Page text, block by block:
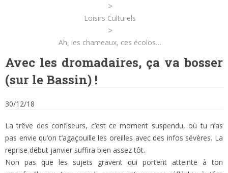
>
Loisirs Culturels
>
Ah, les chameaux, ces écolos…
Avec les dromadaires, ça va bosser
(sur le Bassin) !
30/12/18
La trêve des confiseurs, c’est ce moment suspendu, où tu n’as
pas envie qu’on t’agaçouille les oreilles avec des infos sévères. La
reprise début janvier suffira bien assez tôt.
Non pas que les sujets gravent qui portent atteinte à ton